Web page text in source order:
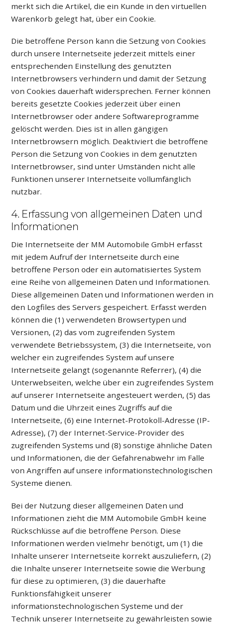
merkt sich die Artikel, die ein Kunde in den virtuellen
Warenkorb gelegt hat, über ein Cookie.
Die betroffene Person kann die Setzung von Cookies
durch unsere Internetseite jederzeit mittels einer
entsprechenden Einstellung des genutzten
Internetbrowsers verhindern und damit der Setzung
von Cookies dauerhaft widersprechen. Ferner können
bereits gesetzte Cookies jederzeit über einen
Internetbrowser oder andere Softwareprogramme
gelöscht werden. Dies ist in allen gängigen
Internetbrowsern möglich. Deaktiviert die betroffene
Person die Setzung von Cookies in dem genutzten
Internetbrowser, sind unter Umständen nicht alle
Funktionen unserer Internetseite vollumfänglich
nutzbar.
4. Erfassung von allgemeinen Daten und
Informationen
Die Internetseite der MM Automobile GmbH erfasst
mit jedem Aufruf der Internetseite durch eine
betroffene Person oder ein automatisiertes System
eine Reihe von allgemeinen Daten und Informationen.
Diese allgemeinen Daten und Informationen werden in
den Logfiles des Servers gespeichert. Erfasst werden
können die (1) verwendeten Browsertypen und
Versionen, (2) das vom zugreifenden System
verwendete Betriebssystem, (3) die Internetseite, von
welcher ein zugreifendes System auf unsere
Internetseite gelangt (sogenannte Referrer), (4) die
Unterwebseiten, welche über ein zugreifendes System
auf unserer Internetseite angesteuert werden, (5) das
Datum und die Uhrzeit eines Zugriffs auf die
Internetseite, (6) eine Internet-Protokoll-Adresse (IP-
Adresse), (7) der Internet-Service-Provider des
zugreifenden Systems und (8) sonstige ähnliche Daten
und Informationen, die der Gefahrenabwehr im Falle
von Angriffen auf unsere informationstechnologischen
Systeme dienen.
Bei der Nutzung dieser allgemeinen Daten und
Informationen zieht die MM Automobile GmbH keine
Rückschlüsse auf die betroffene Person. Diese
Informationen werden vielmehr benötigt, um (1) die
Inhalte unserer Internetseite korrekt auszuliefern, (2)
die Inhalte unserer Internetseite sowie die Werbung
für diese zu optimieren, (3) die dauerhafte
Funktionsfähigkeit unserer
informationstechnologischen Systeme und der
Technik unserer Internetseite zu gewährleisten sowie